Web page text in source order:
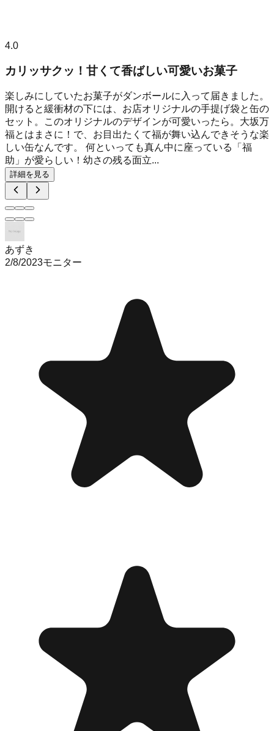
4.0
カリッサクッ！甘くて香ばしい可愛いお菓子
楽しみにしていたお菓子がダンボールに入って届きました。
開けると緩衝材の下には、お店オリジナルの手提げ袋と缶の
セット。このオリジナルのデザインが可愛いったら。大坂万
福とはまさに！で、お目出たくて福が舞い込んできそうな楽
しい缶なんです。 何といっても真ん中に座っている「福
助」が愛らしい！幼さの残る面立...
詳細を見る
あずき
2/8/2023モニター